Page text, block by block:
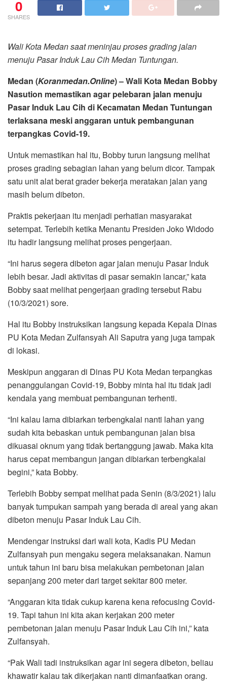
0
SHARES
Wali Kota Medan saat meninjau proses grading jalan
menuju Pasar Induk Lau Cih Medan Tuntungan.
Medan (Koranmedan.Online) – Wali Kota Medan Bobby
Nasution memastikan agar pelebaran jalan menuju
Pasar Induk Lau Cih di Kecamatan Medan Tuntungan
terlaksana meski anggaran untuk pembangunan
terpangkas Covid-19.
Untuk memastikan hal itu, Bobby turun langsung melihat
proses grading sebagian lahan yang belum dicor. Tampak
satu unit alat berat grader bekerja meratakan jalan yang
masih belum dibeton.
Praktis pekerjaan itu menjadi perhatian masyarakat
setempat. Terlebih ketika Menantu Presiden Joko Widodo
itu hadir langsung melihat proses pengerjaan.
“Ini harus segera dibeton agar jalan menuju Pasar Induk
lebih besar. Jadi aktivitas di pasar semakin lancar,” kata
Bobby saat melihat pengerjaan grading tersebut Rabu
(10/3/2021) sore.
Hal itu Bobby instruksikan langsung kepada Kepala Dinas
PU Kota Medan Zulfansyah Ali Saputra yang juga tampak
di lokasi.
Meskipun anggaran di Dinas PU Kota Medan terpangkas
penanggulangan Covid-19, Bobby minta hal itu tidak jadi
kendala yang membuat pembangunan terhenti.
“Ini kalau lama dibiarkan terbengkalai nanti lahan yang
sudah kita bebaskan untuk pembangunan jalan bisa
dikuasai oknum yang tidak bertanggung jawab. Maka kita
harus cepat membangun jangan dibiarkan terbengkalai
begini,” kata Bobby.
Terlebih Bobby sempat melihat pada Senin (8/3/2021) lalu
banyak tumpukan sampah yang berada di areal yang akan
dibeton menuju Pasar Induk Lau Cih.
Mendengar instruksi dari wali kota, Kadis PU Medan
Zulfansyah pun mengaku segera melaksanakan. Namun
untuk tahun ini baru bisa melakukan pembetonan jalan
sepanjang 200 meter dari target sekitar 800 meter.
“Anggaran kita tidak cukup karena kena refocusing Covid-
19. Tapi tahun ini kita akan kerjakan 200 meter
pembetonan jalan menuju Pasar Induk Lau Cih ini,” kata
Zulfansyah.
“Pak Wali tadi instruksikan agar ini segera dibeton, beliau
khawatir kalau tak dikerjakan nanti dimanfaatkan orang.